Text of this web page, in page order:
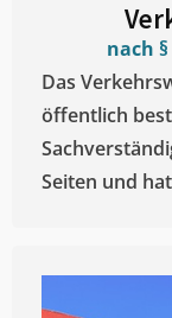
nach
Das
öffentlich
Seiten und